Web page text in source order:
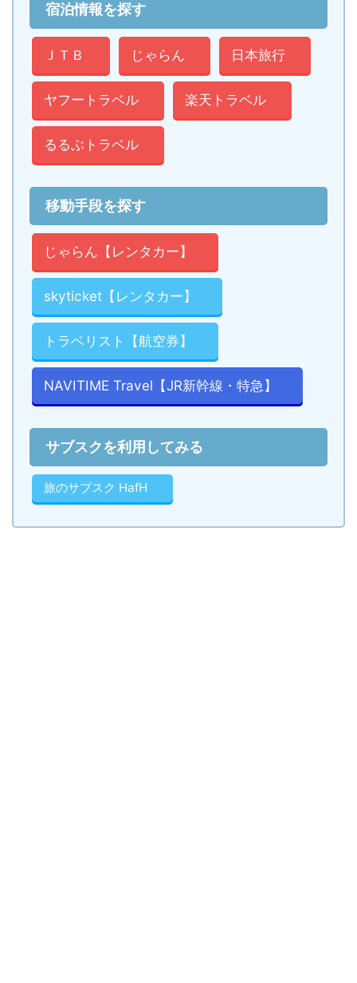
宿泊情報を探す
ＪＴＢ じゃらん 日本旅行
ヤフートラベル 楽天トラベル
るるぶトラベル
移動手段を探す
じゃらん【レンタカー】
skyticket【レンタカー】
トラベリスト【航空券】
NAVITIME Travel【JR新幹線・特急】
サブスクを利用してみる
旅のサブスク HafH